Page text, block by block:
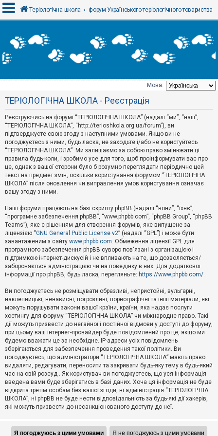
х
і
Т
е
м
и
б
е
з
в
і
д
п
о
в
і
д
й
А
к
т
и
в
н
і
м
и
П
о
ш
у
Д
о
п
о
м
Теріологічна школа форум Українського теріологічного товариства
Мова:
ТЕРІОЛОГІЧНА ШКОЛА - Реєстрація
Реєструючись на форумі “ТЕРІОЛОГІЧНА ШКОЛА” (надалі “ми”, “наш”,
“ТЕРІОЛОГІЧНА ШКОЛА”, “http://terioshkola.org.ua/forum”), ви
підтверджуєте свою згоду з наступними умовами. Якщо ви не
погоджуєтесь з ними, будь ласка, не заходьте і/або не користуйтесь
“ТЕРІОЛОГІЧНА ШКОЛА”. Ми залишаємо за собою право змінювати ці
правила будь-коли, і зробимо усе для того, щоб проінформувати вас про
це, однак з вашої сторони було б розумно переглядати періодично цей
текст на предмет змін, оскільки користування форумом “ТЕРІОЛОГІЧНА
ШКОЛА” після оновлення чи виправлення умов користування означає
вашу згоду з ними.
Наші форуми працюють на базі скрипту phpBB (надалі “вони”, “їхнє”,
“програмне забезпечення phpBB”, “www.phpbb.com”, “phpBB Group”, “phpBB
Teams”), яке є рішенням для створення форумів, яке випущене за
ліцензією “GNU General Public License v2” (надалі “GPL”) і може бути
завантаженим з сайту www.phpbb.com. Обмеження ліцензії GPL для
програмного забезпечення phpBB суворо пов'язані з організацією і
підтримкою інтернет-дискусій і не впливають на те, що дозволяється/
забороняється адміністрацією чи на поведінку в них. Для додаткової
інформації про phpBB, будь ласка, перегляньте: https://www.phpbb.com/.
Ви погоджуєтесь не розміщувати образливі, непристойні, вульгарні,
наклепницькі, ненависні, погрозливі, порнографічні та інші матеріали, які
можуть порушувати закони вашої країни, країни, яка надає послуги
хостингу для форуму “ТЕРІОЛОГІЧНА ШКОЛА” чи міжнародне право. Такі
дії можуть призвести до негайної і постійної відмови у доступі до форуму,
при цьому ваш інтернет-провайдер буде повідомлений про це, якщо ми
будемо вважати це за необхідне. IP-адреси усіх повідомлень
зберігаються для забезпечення проведення такої політики. Ви
погоджуєтесь, що адміністратори “ТЕРІОЛОГІЧНА ШКОЛА” мають право
видаляти, редагувати, переносити та закривати будь-яку тему в будь-який
час на свій розсуд . Як користувач ви погоджуєтесь, що уся інформація
введена вами буде зберігатись в базі даних. Хоча ця інформація не буде
відкрита третім особам без вашої згоди, ні адміністрація “ТЕРІОЛОГІЧНА
ШКОЛА”, ні phpBB не буде нести відповідальність за будь-які дії хакерів,
які можуть призвести до несанкціонованого доступу до неї.